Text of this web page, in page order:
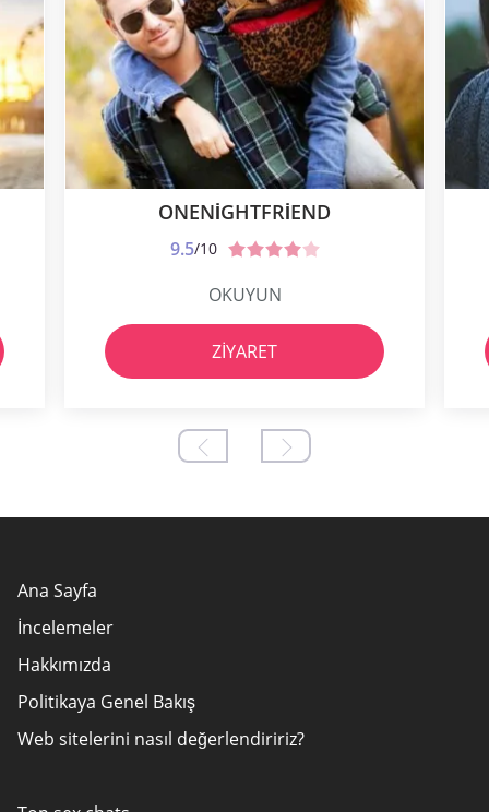
ONENIGHTFRIEND
9.5/10
OKUYUN
ZIYARET
Ana Sayfa
İncelemeler
Hakkımızda
Politikaya Genel Bakış
Web sitelerini nasıl değerlendiririz?